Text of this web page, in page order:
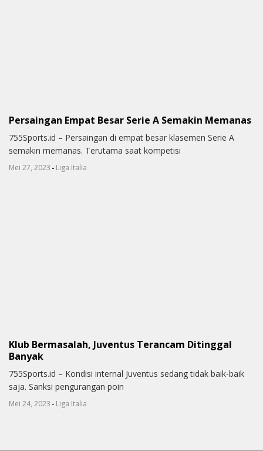
Persaingan Empat Besar Serie A Semakin Memanas
755Sports.id – Persaingan di empat besar klasemen Serie A
semakin memanas. Terutama saat kompetisi
Mei 27, 2023 - Liga Italia
Klub Bermasalah, Juventus Terancam Ditinggal
Banyak
755Sports.id – Kondisi internal Juventus sedang tidak baik-baik
saja. Sanksi pengurangan poin
Mei 24, 2023 - Liga Italia